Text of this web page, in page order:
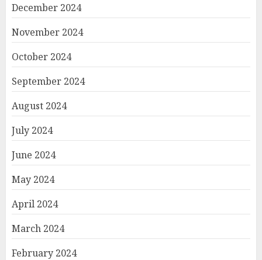
December 2024
November 2024
October 2024
September 2024
August 2024
July 2024
June 2024
May 2024
April 2024
March 2024
February 2024